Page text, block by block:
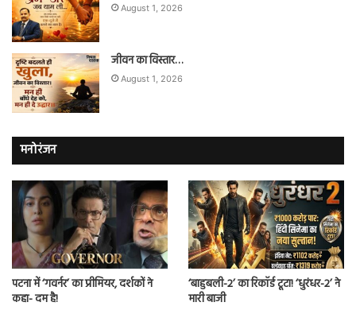
August 1, 2026
जीवन का विस्तार…
August 1, 2026
मनोरंजन
पटना में ‘गवर्नर’ का प्रीमियर, दर्शकों ने
कहा- दम है!
‘बाहुबली-2’ का रिकॉर्ड टूटा! ‘धुरंधर-2’ ने
मारी बाजी